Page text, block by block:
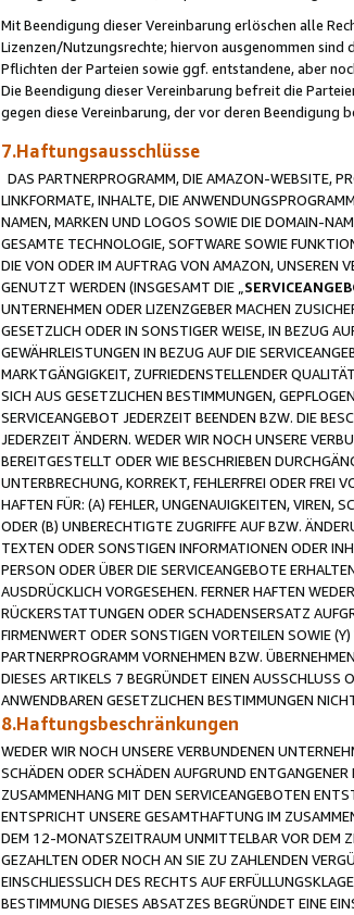
Mit Beendigung dieser Vereinbarung erlöschen alle
Lizenzen/Nutzungsrechte; hiervon ausgenommen
Pflichten der Parteien sowie ggf. entstandene, aber
Die Beendigung dieser Vereinbarung befreit die
gegen diese Vereinbarung, der vor deren Beendigung
7.Haftungsausschlüsse
DAS PARTNERPROGRAMM, DIE AMAZON-WEBSITE,
LINKFORMATE, INHALTE, DIE
NAMEN, MARKEN UND LOGOS SOWIE DIE DOMAIN-
GESAMTE TECHNOLOGIE, SOFTWARE SOWIE
DIE VON ODER IM AUFTRAG VON AMAZON, UNSEREN
GENUTZT WERDEN (INSGESAMT DIE „
UNTERNEHMEN ODER LIZENZGEBER MACHEN
GESETZLICH ODER IN SONSTIGER WEISE, IN BEZUG
GEWÄHRLEISTUNGEN IN BEZUG AUF DIE
MARKTGÄNGIGKEIT, ZUFRIEDENSTELLENDER
SICH AUS GESETZLICHEN BESTIMMUNGEN,
SERVICEANGEBOT JEDERZEIT BEENDEN BZW. DIE
JEDERZEIT ÄNDERN. WEDER WIR NOCH UNSERE
BEREITGESTELLT ODER WIE BESCHRIEBEN
UNTERBRECHUNG, KORREKT, FEHLERFREI ODER
HAFTEN FÜR: (A) FEHLER, UNGENAUIGKEITEN, VIREN,
ODER (B) UNBERECHTIGTE ZUGRIFFE AUF BZW.
TEXTEN ODER SONSTIGEN INFORMATIONEN ODER
PERSON ODER ÜBER DIE SERVICEANGEBOTE
AUSDRÜCKLICH VORGESEHEN. FERNER HAFTEN
RÜCKERSTATTUNGEN ODER SCHADENSERSATZ
FIRMENWERT ODER SONSTIGEN VORTEILEN SOWIE
PARTNERPROGRAMM VORNEHMEN BZW.
DIESES ARTIKELS 7 BEGRÜNDET EINEN AUSSCHLUSS
ANWENDBAREN GESETZLICHEN BESTIMMUNGEN
8.Haftungsbeschränkungen
WEDER WIR NOCH UNSERE VERBUNDENEN
SCHÄDEN ODER SCHÄDEN AUFGRUND
ZUSAMMENHANG MIT DEN SERVICEANGEBOTEN
ENTSPRICHT UNSERE GESAMTHAFTUNG IM
DEM 12-MONATSZEITRAUM UNMITTELBAR VOR DEM
GEZAHLTEN ODER NOCH AN SIE ZU ZAHLENDEN
EINSCHLIESSLICH DES RECHTS AUF
BESTIMMUNG DIESES ABSATZES BEGRÜNDET EINE